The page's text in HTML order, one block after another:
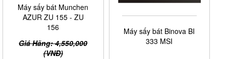
Máy sấy bát Munchen
AZUR ZU 155 - ZU
156
Giá Hãng: 4,550,000
(VNĐ)
Máy sấy bát Binova BI
333 MSI